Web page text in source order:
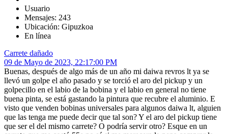
Usuario
Mensajes: 243
Ubicación: Gipuzkoa
En línea
Carrete dañado
09 de Mayo de 2023, 22:17:00 PM
Buenas, después de algo más de un año mi daiwa revros lt ya se
llevó un golpe el año pasado y se torció el aro del pickup y un
golpecillo en el labio de la bobina y el labio en general no tiene
buena pinta, se está gastando la pintura que recubre el aluminio. E
visto que venden bobinas universales para algunos daiwa lt, alguien
que las tenga me puede decir que tal son? Y el aro del pickup tiene
que ser el del mismo carrete? O podría servir otro? Esque en un